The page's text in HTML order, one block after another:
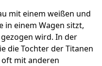
mit einem weißen und
in einem Wagen sitzt,
wird. In der
die Tochter der Titanen
mit anderen